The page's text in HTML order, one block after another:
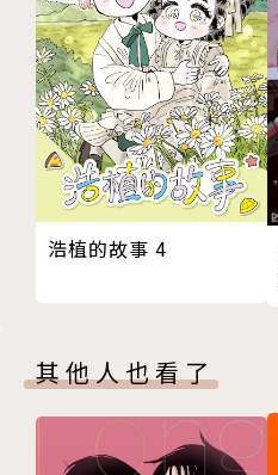
浩植的故事 4
其他人也看了